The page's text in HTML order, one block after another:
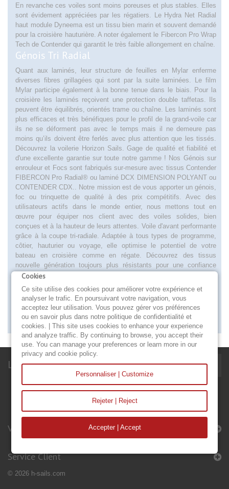
En revanche ces voiles sont moins poreuses et plus stables. Elles
sont évidement appréciées par les régatiers. Le Hydra Net Radial
haut module Dyneema est un tissu bien marin et souvent demandé
pour la croisière hauturière. A noter également le Fibercon Pro Wrap
Tech de Contender qui garantit le très faible allongement en chaîne.
Génois Tri Radial
Quant aux laminés, leur structure de feuilles en Mylar enferme
diverses fibres grillagées qui sont par la suite laminées. Le film
Mylar participe également à la bonne tenue dans le biais. Pour la
croisière les laminés reçoivent une protection double taffetas. Ils
peuvent être équilibrés, orientés trame ou chaîne. Les laminés sont
plus efficaces et très bénéfiques pour le profil de la grand-voile car
ils ne se déforment pas avec le temps mais il ne demeure pas
moins qu’ils doivent être ferlés avec plus attention que les tissés.
Découvrez la voilerie Horizon Sails. Gage de qualité et fiabilité et
d'une excellente garantie sur toute notre gamme ! Nos Génois sur
enrouleur et Focs sont fabriqués sur-mesure avec tissus Contender
FIBERCON Pro Radial® ou laminé DCX DIMENSION POLYANT ou
CONTENDER CDX.. Notre mission est de vous apporter un génois,
foc ou trinquette de qualité à des prix compétitifs. Avec des
utilisateurs actifs dans le monde entier, nous mettons tout en
œuvre pour équiper nos client avec des voiles solides, bien
conçues et à la hauteur de leurs attentes. Voile d'avant performante
grâce à la coupe tri-radiale. Adaptée à tous types de programme,
côtier, hauturier ou voyage, elle optimise le potentiel de votre
bateau en croisière comme en régate. Découvrez des tissus
nouvelle génération toujours plus résistants pour une confiance
renforcée. Le DCX Dimension Polyant s’affirme comme le laminé
de référence pour la croisière rapide et a tendance de devenir de
plus en plus léger. Vous avez des questions concernant votre projet
de grand voile ? Experts dans le domaine des voiles pour voilier,
notre service client sera heureux de vous aider !
Lettre d'informations
Voiles & Accessoires
Service Client
© 2026 h-sails.com
Cookies
Ce site utilise des cookies pour améliorer votre expérience et
analyser le trafic. En poursuivant votre navigation, vous
acceptez leur utilisation. Vous pouvez gérer vos préférences
ou en savoir plus dans notre politique de confidentialité et
cookies. | This site uses cookies to enhance your experience
and analyze traffic. By continuing to browse, you accept their
use. You can manage your preferences or learn more in our
privacy and cookie policy.
Personnaliser | Customize
Rejeter | Reject
Accepter | Accept